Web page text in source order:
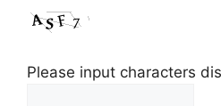
Please input characters